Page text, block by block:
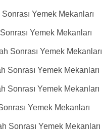
Yemek Mekanları
Yemek Mekanları
Sonrası Yemek Mekanları
Sonrası Yemek Mekanları
Sonrası Yemek Mekanları
Yemek Mekanları
Sonrası Yemek Mekanları